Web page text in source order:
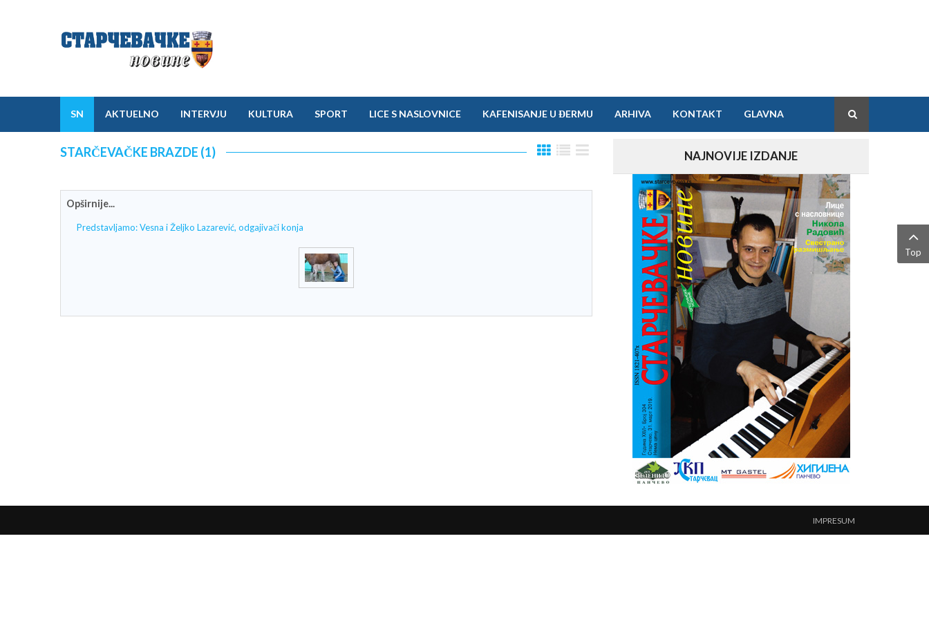
SN AKTUELNO INTERVJU KULTURA SPORT LICE S NASLOVNICE KAFENISANJE U ĐERMU ARHIVA KONTAKT GLAVNA
STARČEVAČKE BRAZDE (1)
Opširnije...
Predstavljamo: Vesna i Željko Lazarević, odgajivači konja
NAJNOVIJE IZDANJE
IMPRESUM
Top